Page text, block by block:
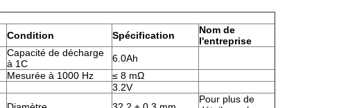
Condition Spécification
Nom de
l'entreprise
Capacité de décharge
à 1C
6.0Ah
Mesurée à 1000 Hz
≤ 8 mΩ
3.2V
Pour plus de